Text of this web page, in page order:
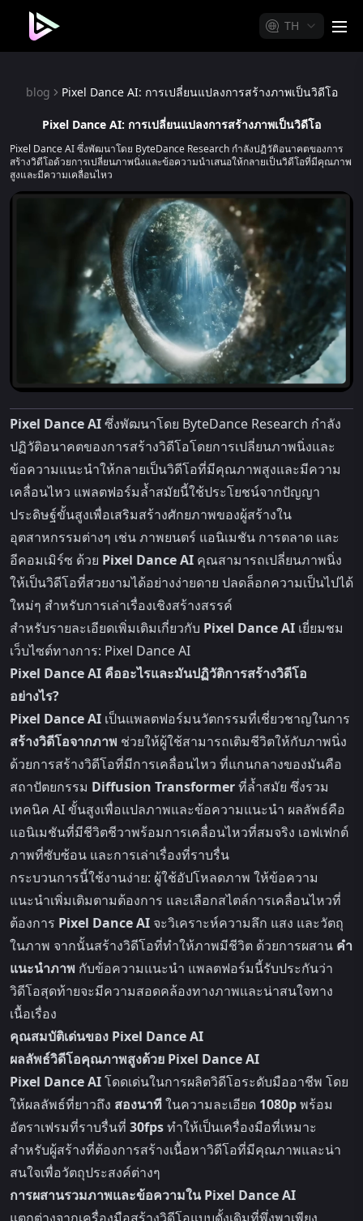
TH
blog Pixel Dance AI: การเปลี่ยนแปลงการสร้างภาพเป็นวิดีโอ
Pixel Dance AI: การเปลี่ยนแปลงการสร้างภาพเป็นวิดีโอ
Pixel Dance AI ซึ่งพัฒนาโดย ByteDance Research กำลังปฏิวัติอนาคตของการ
สร้างวิดีโอด้วยการเปลี่ยนภาพนิ่งและข้อความนำเสนอให้กลายเป็นวิดีโอที่มีคุณภาพ
สูงและมีความเคลื่อนไหว
Pixel Dance AIซึ่งพัฒนาโดย ByteDance Research กำลัง
ปฏิวัติอนาคตของการสร้างวิดีโอโดยการเปลี่ยนภาพนิ่งและ
ข้อความแนะนำให้กลายเป็นวิดีโอที่มีคุณภาพสูงและมีความ
เคลื่อนไหว แพลตฟอร์มล้ำสมัยนี้ใช้ประโยชน์จากปัญญา
ประดิษฐ์ขั้นสูงเพื่อเสริมสร้างศักยภาพของผู้สร้างใน
อุตสาหกรรมต่างๆ เช่น ภาพยนตร์ แอนิเมชัน การตลาด และ
อีคอมเมิร์ซ ด้วย Pixel Dance AI คุณสามารถเปลี่ยนภาพนิ่ง
ให้เป็นวิดีโอที่สวยงามได้อย่างง่ายดาย ปลดล็อกความเป็นไปได้
ใหม่ๆ สำหรับการเล่าเรื่องเชิงสร้างสรรค์
สำหรับรายละเอียดเพิ่มเติมเกี่ยวกับ Pixel Dance AI เยี่ยมชม
เว็บไซต์ทางการ: Pixel Dance AI
Pixel Dance AI คืออะไรและมันปฏิวัติการสร้างวิดีโอ
อย่างไร?
Pixel Dance AI เป็นแพลตฟอร์มนวัตกรรมที่เชี่ยวชาญในการ
สร้างวิดีโอจากภาพ ช่วยให้ผู้ใช้สามารถเติมชีวิตให้กับภาพนิ่ง
ด้วยการสร้างวิดีโอที่มีการเคลื่อนไหว ที่แกนกลางของมันคือ
สถาปัตยกรรม Diffusion Transformerที่ล้ำสมัย ซึ่งรวม
เทคนิค AI ขั้นสูงเพื่อแปลภาพและข้อความแนะนำ ผลลัพธ์คือ
แอนิเมชันที่มีชีวิตชีวาพร้อมการเคลื่อนไหวที่สมจริง เอฟเฟกต์
ภาพที่ซับซ้อน และการเล่าเรื่องที่ราบรื่น
กระบวนการนี้ใช้งานง่าย: ผู้ใช้อัปโหลดภาพ ให้ข้อความ
แนะนำเพิ่มเติมตามต้องการ และเลือกสไตล์การเคลื่อนไหวที่
ต้องการ Pixel Dance AI จะวิเคราะห์ความลึก แสง และวัตถุ
ในภาพ จากนั้นสร้างวิดีโอที่ทำให้ภาพมีชีวิต ด้วยการผสาน คำ
แนะนำภาพ กับข้อความแนะนำ แพลตฟอร์มนี้รับประกันว่า
วิดีโอสุดท้ายจะมีความสอดคล้องทางภาพและน่าสนใจทาง
เนื้อเรื่อง
คุณสมบัติเด่นของ Pixel Dance AI
ผลลัพธ์วิดีโอคุณภาพสูงด้วย Pixel Dance AI
Pixel Dance AIโดดเด่นในการผลิตวิดีโอระดับมืออาชีพ โดย
ให้ผลลัพธ์ที่ยาวถึง สองนาทีในความละเอียด 1080pพร้อม
อัตราเฟรมที่ราบรื่นที่ 30fpsทำให้เป็นเครื่องมือที่เหมาะ
สำหรับผู้สร้างที่ต้องการสร้างเนื้อหาวิดีโอที่มีคุณภาพและน่า
สนใจเพื่อวัตถุประสงค์ต่างๆ
การผสานรวมภาพและข้อความใน Pixel Dance AI
แตกต่างจากเครื่องมือสร้างวิดีโอแบบดั้งเดิมที่พึ่งพาเพียง